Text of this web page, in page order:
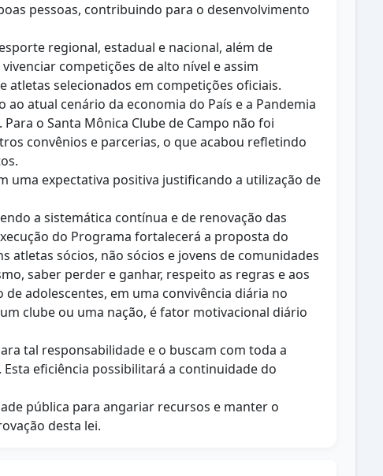
pessoas, contribuindo para o desenvolvimento
regional, estadual e nacional, além de
competições de alto nível e assim
atletas selecionados em competições oficiais.
atual cenário da economia do País e a Pandemia
o Santa Mônica Clube de Campo não foi
convênios e parcerias, o que acabou refletindo
uma expectativa positiva justificando a utilização de
a sistemática contínua e de renovação das
do Programa fortalecerá a proposta do
sócios, não sócios e jovens de comunidades
saber perder e ganhar, respeito as regras e aos
adolescentes, em uma convivência diária no
clube ou uma nação, é fator motivacional diário
tal responsabilidade e o buscam com toda a
eficiência possibilitará a continuidade do
pública para angariar recursos e manter o
desta lei.